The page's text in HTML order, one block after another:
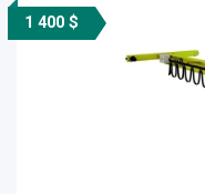
1 400 $